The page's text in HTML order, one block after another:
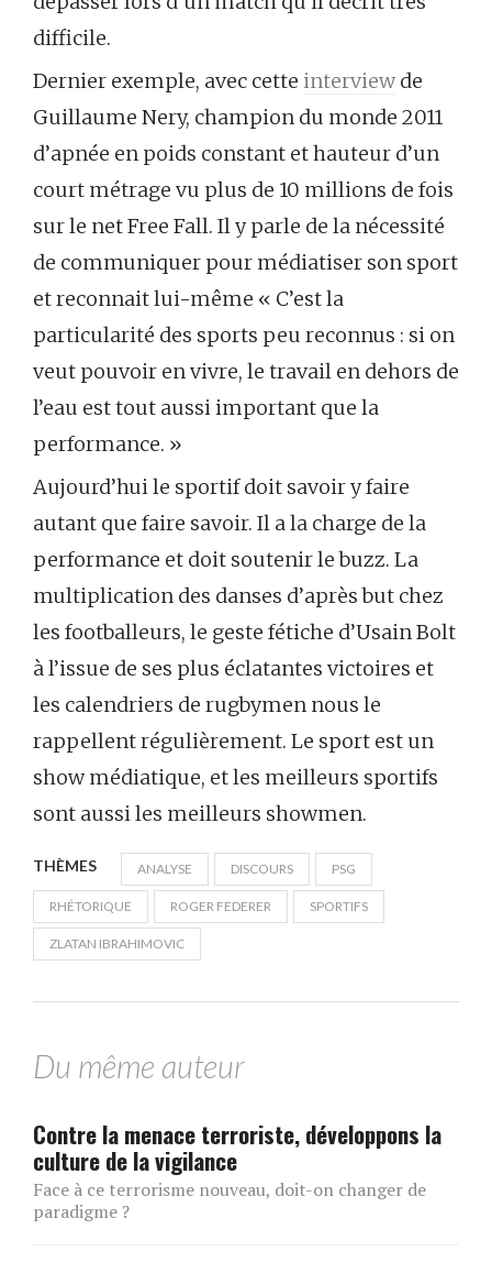
difficile.
Dernier exemple, avec cette interview de
Guillaume Nery, champion du monde 2011
d’apnée en poids constant et hauteur d’un
court métrage vu plus de 10 millions de fois
sur le net Free Fall. Il y parle de la nécessité
de communiquer pour médiatiser son sport
et reconnait lui-même « C’est la
particularité des sports peu reconnus : si on
veut pouvoir en vivre, le travail en dehors de
l’eau est tout aussi important que la
performance. »
Aujourd’hui le sportif doit savoir y faire
autant que faire savoir. Il a la charge de la
performance et doit soutenir le buzz. La
multiplication des danses d’après but chez
les footballeurs, le geste fétiche d’Usain Bolt
à l’issue de ses plus éclatantes victoires et
les calendriers de rugbymen nous le
rappellent régulièrement. Le sport est un
show médiatique, et les meilleurs sportifs
sont aussi les meilleurs showmen.
THÈMES ANALYSE DISCOURS PSG
RHÉTORIQUE ROGER FEDERER SPORTIFS
ZLATAN IBRAHIMOVIC
Du même auteur
Contre la menace terroriste, développons la
culture de la vigilance
Face à ce terrorisme nouveau, doit-on changer de
paradigme ?